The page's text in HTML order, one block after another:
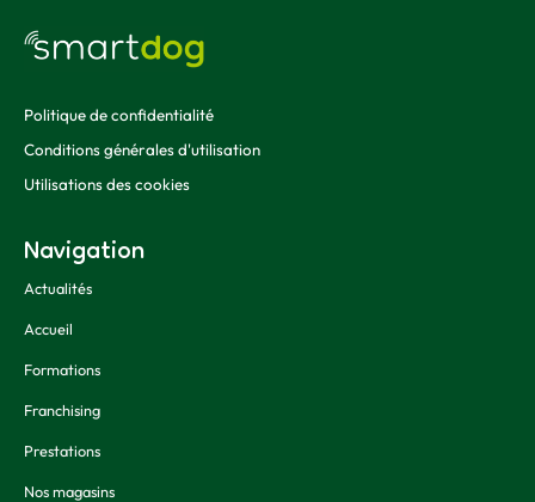
Politique de confidentialité
Conditions générales d'utilisation
Utilisations des cookies
Navigation
Actualités
Accueil
Formations
Franchising
Prestations
Nos magasins